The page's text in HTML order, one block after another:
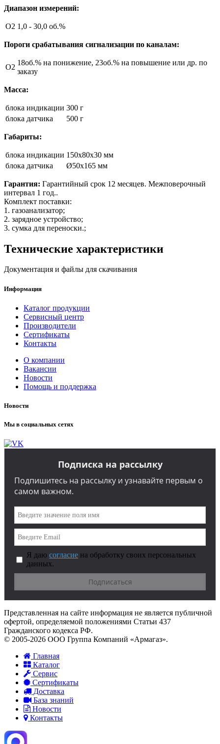
Диапазон измерений:
O2 1,0 - 30,0 об.%
Пороги срабатывания сигнализации по каналам:
O2
18об.% на понижение, 23об.% на повышение или др. по
заказу
Масса:
блока индикации 300 г
блока датчика
500 г
Габариты:
блока индикации 150x80x30 мм
блока датчика
Ø50x165 мм
Гарантия: Гарантийный срок 12 месяцев. Межповерочный
интервал 1 год..
Комплект поставки:
1. газоанализатор;
2. зарядное устройство;
3. сумка для переноски.;
Технические характеристики
Документация и файлы для скачивания
Информация
Каталог продукции
Сервисный центр
Производители
Сертификаты
Контакты
О компании
Вакансии
Новости
Помощь и поддержка
Новости
Мы в социальных сетях
Подписка на рассылку
Подпишитесь на рассылку и узнавайте первым о
самом важном.
Я даю согласие на обработку своих персональных
данных.
Представленная на сайте информация не является публичной
офертой, определяемой положениями Статьи 437
Гражданского кодекса РФ.
© 2005-2026 ООО Группа Компаний «Армагаз».
Главная
Каталог
Сервис
Сертификаты
Доставка
База знаний
Новости
Контакты